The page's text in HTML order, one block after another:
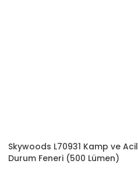
Skywoods L70931 Kamp ve Acil
Durum Feneri (500 Lümen)